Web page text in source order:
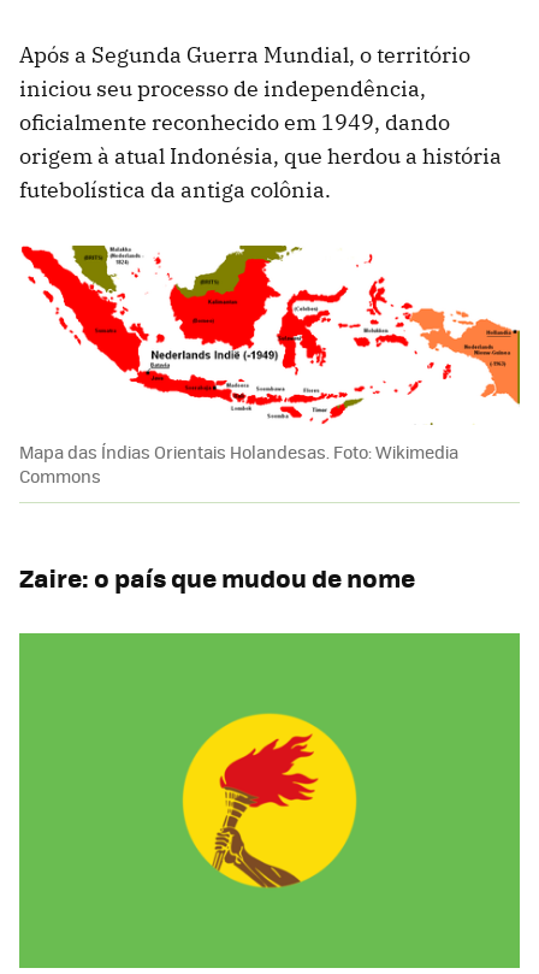
Após a Segunda Guerra Mundial, o território
iniciou seu processo de independência,
oficialmente reconhecido em 1949, dando
origem à atual Indonésia, que herdou a história
futebolística da antiga colônia.
Mapa das Índias Orientais Holandesas. Foto: Wikimedia
Commons
Zaire: o país que mudou de nome